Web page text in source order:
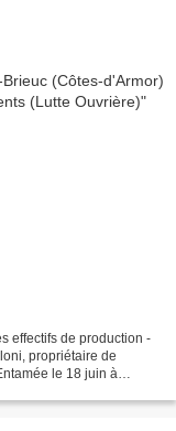
effectifs de production -
propriétaire de
le 18 juin à